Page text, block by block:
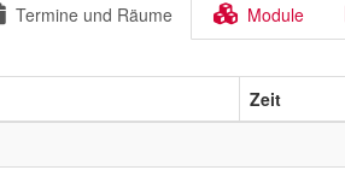
Termine und Räume Module
Zeit